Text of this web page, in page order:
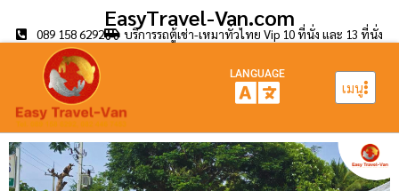
EasyTravel-Van.com
089 158 6292 บริการรถตู้เช่า-เหมาทั่วไทย Vip 10 ที่นั่ง และ 13 ที่นั่ง
เมนู
LANGUAGE